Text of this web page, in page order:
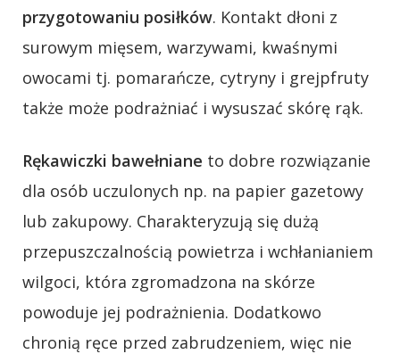
przygotowaniu posiłków. Kontakt dłoni z
surowym mięsem, warzywami, kwaśnymi
owocami tj. pomarańcze, cytryny i grejpfruty
także może podrażniać i wysuszać skórę rąk.
Rękawiczki bawełniane to dobre rozwiązanie
dla osób uczulonych np. na papier gazetowy
lub zakupowy. Charakteryzują się dużą
przepuszczalnością powietrza i wchłanianiem
wilgoci, która zgromadzona na skórze
powoduje jej podrażnienia. Dodatkowo
chronią ręce przed zabrudzeniem, więc nie